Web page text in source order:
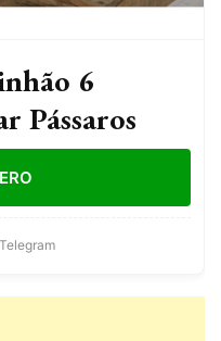
6
Pássaros
Telegram